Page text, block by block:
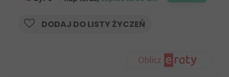
DODAJ DO LISTY ŻYCZEŃ